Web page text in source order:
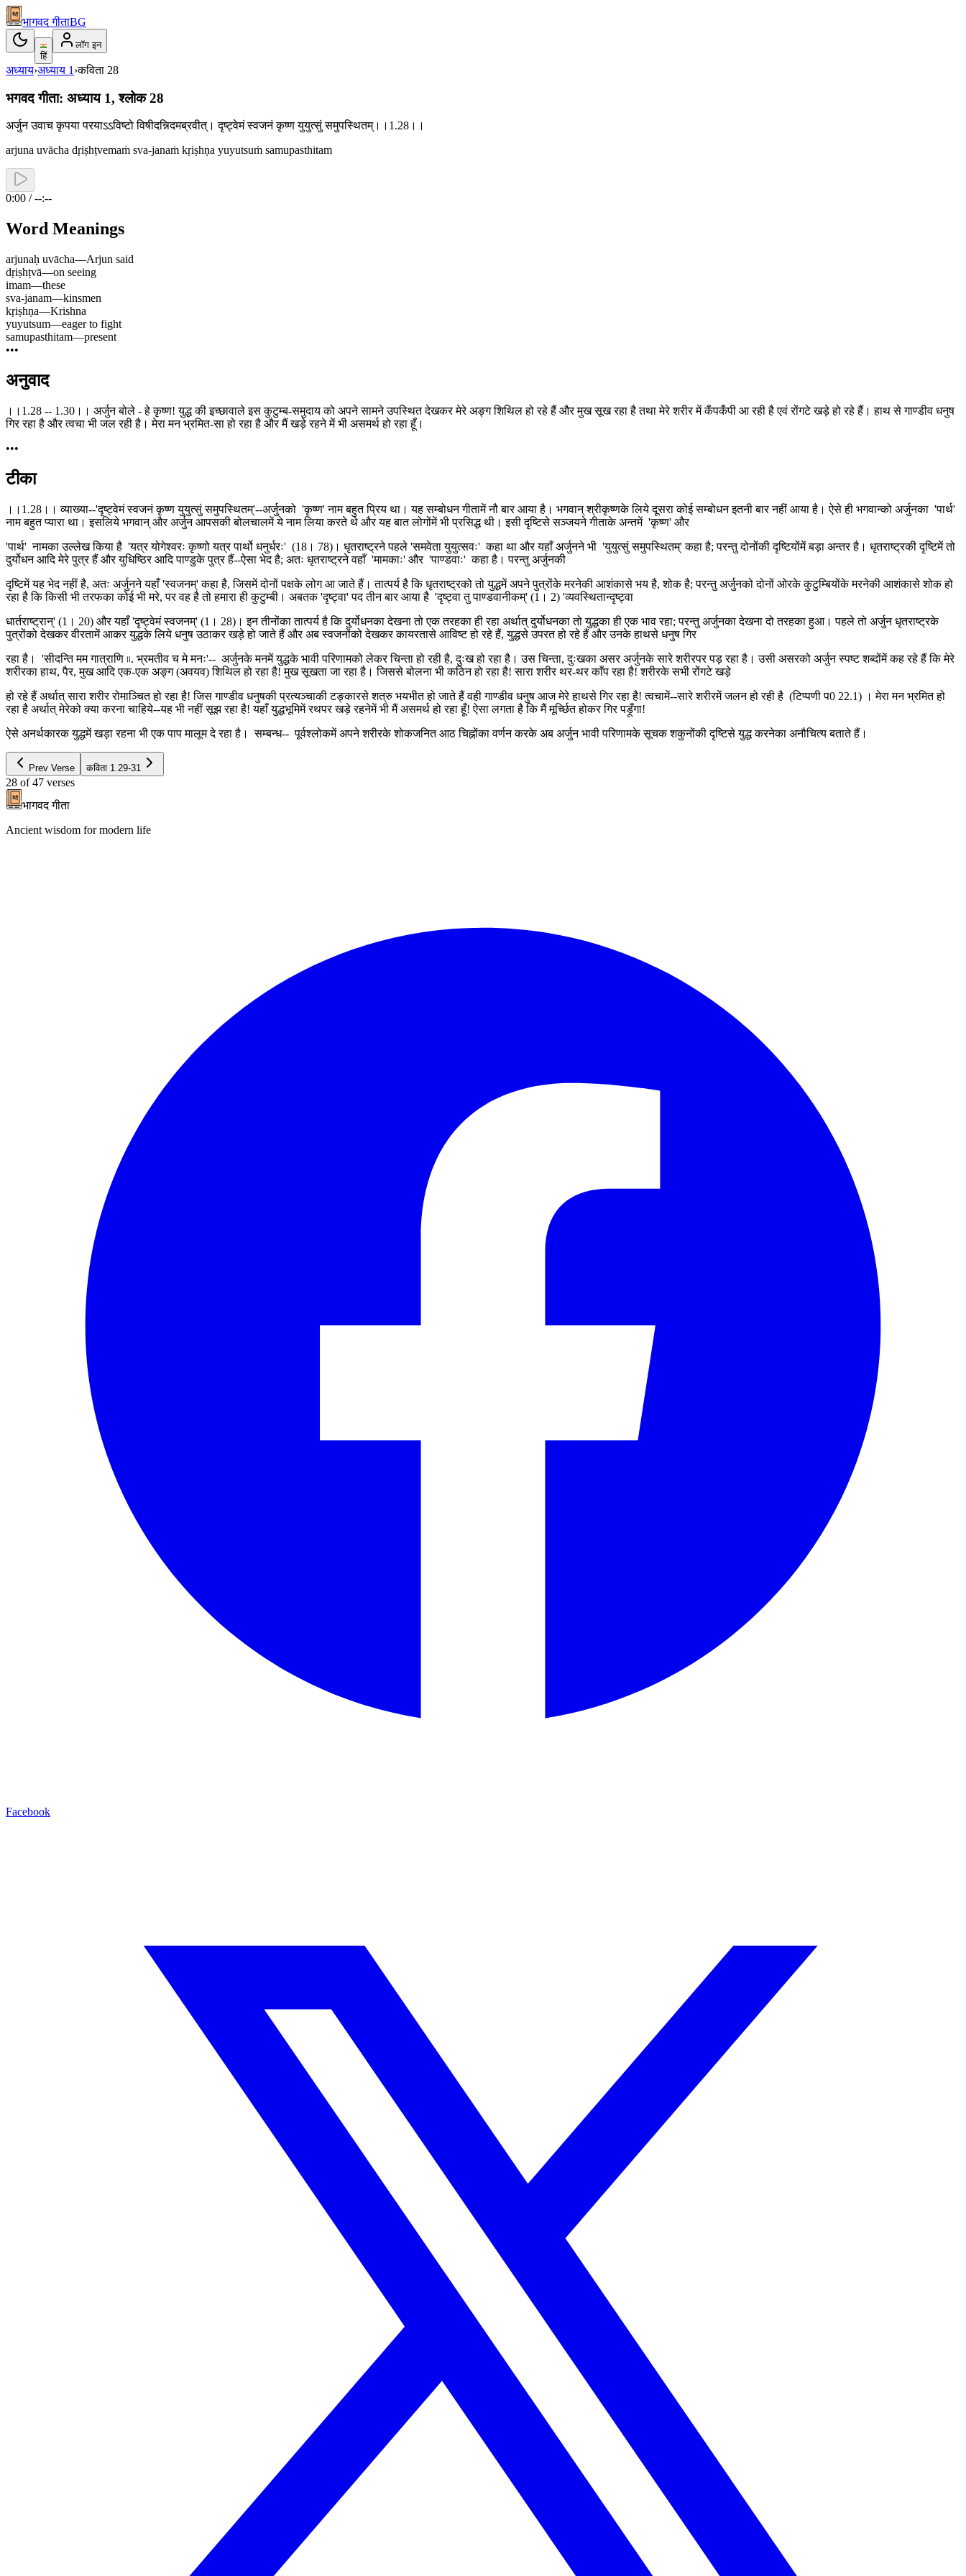
भागवद गीताBG
हिं
लॉग इन
अध्याय›अध्याय 1 ›कविता 28
भगवद गीता: अध्याय 1, श्लोक 28
अर्जुन उवाच कृपया परयाऽऽविष्टो विषीदन्निदमब्रवीत्। दृष्ट्वेमं स्वजनं कृष्ण युयुत्सुं समुपस्थितम्।।1.28।।
arjuna uvācha dṛiṣhṭvemaṁ sva-janaṁ kṛiṣhṇa yuyutsuṁ samupasthitam
0:00 / --:--
Word Meanings
arjunaḥ uvācha—Arjun said
dṛiṣhṭvā—on seeing
imam—these
sva-janam—kinsmen
kṛiṣhṇa—Krishna
yuyutsum—eager to fight
samupasthitam—present
•••
अनुवाद
।।1.28 -- 1.30।। अर्जुन बोले - हे कृष्ण! युद्ध की इच्छावाले इस कुटुम्ब-समुदाय को अपने सामने उपस्थित देखकर मेरे अङ्ग शिथिल हो रहे हैं और मुख सूख रहा है तथा मेरे शरीर में कँपकँपी आ रही है एवं रोंगटे खड़े हो रहे हैं। हाथ से गाण्डीव धनुष
गिर रहा है और त्वचा भी जल रही है। मेरा मन भ्रमित-सा हो रहा है और मैं खड़े रहने में भी असमर्थ हो रहा हूँ।
•••
टीका
।।1.28।। व्याख्या--'दृष्ट्वेमं स्वजनं कृष्ण युयुत्सुं समुपस्थितम्'--अर्जुनको 'कृष्ण' नाम बहुत प्रिय था। यह सम्बोधन गीतामें नौ बार आया है। भगवान् श्रीकृष्णके लिये दूसरा कोई सम्बोधन इतनी बार नहीं आया है। ऐसे ही भगवान्को अर्जुनका 'पार्थ'
नाम बहुत प्यारा था। इसलिये भगवान् और अर्जुन आपसकी बोलचालमें ये नाम लिया करते थे और यह बात लोगोंमें भी प्रसिद्ध थी। इसी दृष्टिसे सञ्जयने गीताके अन्तमें 'कृष्ण' और
'पार्थ' नामका उल्लेख किया है 'यत्र योगेश्वरः कृष्णो यत्र पार्थो धनुर्धरः' (18। 78)। धृतराष्ट्रने पहले 'समवेता युयुत्सवः' कहा था और यहाँ अर्जुनने भी 'युयुत्सुं समुपस्थितम्' कहा है; परन्तु दोनोंकी दृष्टियोंमें बड़ा अन्तर है। धृतराष्ट्रकी दृष्टिमें तो
दुर्योधन आदि मेरे पुत्र हैं और युधिष्ठिर आदि पाण्डुके पुत्र हैं--ऐसा भेद है; अतः धृतराष्ट्रने वहाँ 'मामकाः' और 'पाण्डवाः' कहा है। परन्तु अर्जुनकी
दृष्टिमें यह भेद नहीं है, अतः अर्जुनने यहाँ 'स्वजनम्' कहा है, जिसमें दोनों पक्षके लोग आ जाते हैं। तात्पर्य है कि धृतराष्ट्रको तो युद्धमें अपने पुत्रोंके मरनेकी आशंकासे भय है, शोक है; परन्तु अर्जुनको दोनों ओरके कुटुम्बियोंके मरनेकी आशंकासे शोक हो
रहा है कि किसी भी तरफका कोई भी मरे, पर वह है तो हमारा ही कुटुम्बी। अबतक 'दृष्ट्वा' पद तीन बार आया है 'दृष्ट्वा तु पाण्डवानीकम्' (1। 2) 'व्यवस्थितान्दृष्ट्वा
धार्तराष्ट्रान्' (1। 20) और यहाँ 'दृष्ट्वेमं स्वजनम्' (1। 28)। इन तीनोंका तात्पर्य है कि दुर्योधनका देखना तो एक तरहका ही रहा अर्थात् दुर्योधनका तो युद्धका ही एक भाव रहा; परन्तु अर्जुनका देखना दो तरहका हुआ। पहले तो अर्जुन धृतराष्ट्रके
पुत्रोंको देखकर वीरतामें आकर युद्धके लिये धनुष उठाकर खड़े हो जाते हैं और अब स्वजनोंको देखकर कायरतासे आविष्ट हो रहे हैं, युद्धसे उपरत हो रहे हैं और उनके हाथसे धनुष गिर
रहा है। 'सीदन्ति मम गात्राणि ৷৷. भ्रमतीव च मे मनः'-- अर्जुनके मनमें युद्धके भावी परिणामको लेकर चिन्ता हो रही है, दुःख हो रहा है। उस चिन्ता, दुःखका असर अर्जुनके सारे शरीरपर पड़ रहा है। उसी असरको अर्जुन स्पष्ट शब्दोंमें कह रहे हैं कि मेरे
शरीरका हाथ, पैर, मुख आदि एक-एक अङ्ग (अवयव) शिथिल हो रहा है! मुख सूखता जा रहा है। जिससे बोलना भी कठिन हो रहा है! सारा शरीर थर-थर काँप रहा है! शरीरके सभी रोंगटे खड़े
हो रहे हैं अर्थात् सारा शरीर रोमाञ्चित हो रहा है! जिस गाण्डीव धनुषकी प्रत्यञ्चाकी टङ्कारसे शत्रु भयभीत हो जाते हैं वही गाण्डीव धनुष आज मेरे हाथसे गिर रहा है! त्वचामें--सारे शरीरमें जलन हो रही है (टिप्पणी प0 22.1) । मेरा मन भ्रमित हो
रहा है अर्थात् मेरेको क्या करना चाहिये--यह भी नहीं सूझ रहा है! यहाँ युद्धभूमिमें रथपर खड़े रहनेमें भी मैं असमर्थ हो रहा हूँ! ऐसा लगता है कि मैं मूर्च्छित होकर गिर पड़ूँगा!
ऐसे अनर्थकारक युद्धमें खड़ा रहना भी एक पाप मालूम दे रहा है। सम्बन्ध-- पूर्वश्लोकमें अपने शरीरके शोकजनित आठ चिह्नोंका वर्णन करके अब अर्जुन भावी परिणामके सूचक शकुनोंकी दृष्टिसे युद्ध करनेका अनौचित्य बताते हैं।
Prev Verse कविता 1.29-31
28 of 47 verses
भागवद गीता
Ancient wisdom for modern life
Facebook